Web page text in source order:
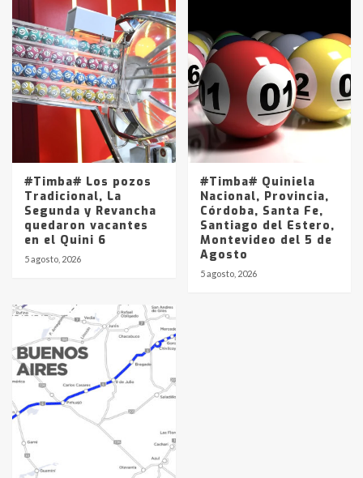
#Timba# Los pozos
Tradicional, La
Segunda y Revancha
quedaron vacantes
en el Quini 6
5 agosto, 2026
#Timba# Quiniela
Nacional, Provincia,
Córdoba, Santa Fe,
Santiago del Estero,
Montevideo del 5 de
Agosto
5 agosto, 2026